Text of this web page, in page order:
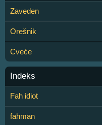
Zaveden
Orešnik
Cveće
Indeks
Fah idiot
fahman